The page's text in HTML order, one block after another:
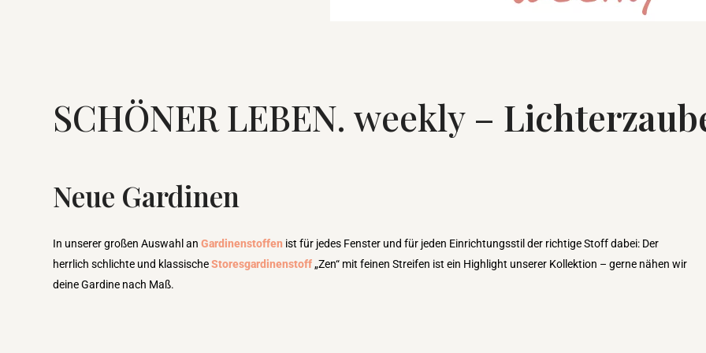
SCHÖNER LEBEN. weekly –
Neue Gardinen
In unserer großen Auswahl anGardinenstoffen ist für jedes Fenster und für jeden Einrichtungsstil der richtige Stoff dabei: Der
herrlich schlichte und klassischeStoresgardinenstoff„Zen“ mit feinen Streifen ist ein Highlight unserer Kollektion – gerne nähen wir
deine Gardine nach Maß.